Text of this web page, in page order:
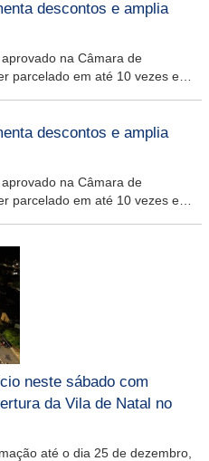
descontos e amplia
na Câmara de
parcelado em até 10 vezes e
descontos e amplia
na Câmara de
parcelado em até 10 vezes e
neste sábado com
da Vila de Natal no
até o dia 25 de dezembro,